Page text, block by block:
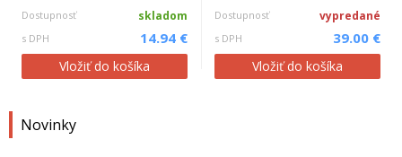
Dostupnosť skladom
s DPH 14.94 €
Vložiť do košíka
Dostupnosť vypredané
s DPH 39.00 €
Vložiť do košíka
Novinky